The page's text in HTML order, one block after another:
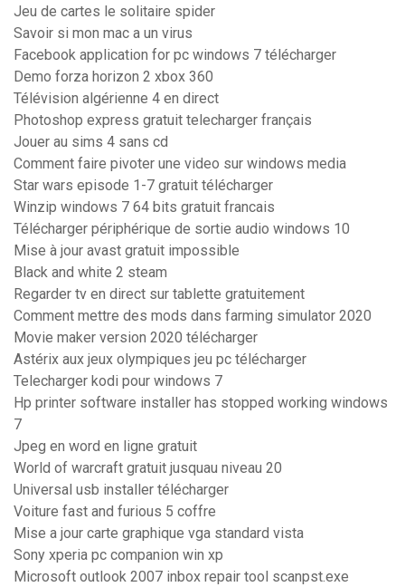
Jeu de cartes le solitaire spider
Savoir si mon mac a un virus
Facebook application for pc windows 7 télécharger
Demo forza horizon 2 xbox 360
Télévision algérienne 4 en direct
Photoshop express gratuit telecharger français
Jouer au sims 4 sans cd
Comment faire pivoter une video sur windows media
Star wars episode 1-7 gratuit télécharger
Winzip windows 7 64 bits gratuit francais
Télécharger périphérique de sortie audio windows 10
Mise à jour avast gratuit impossible
Black and white 2 steam
Regarder tv en direct sur tablette gratuitement
Comment mettre des mods dans farming simulator 2020
Movie maker version 2020 télécharger
Astérix aux jeux olympiques jeu pc télécharger
Telecharger kodi pour windows 7
Hp printer software installer has stopped working windows
7
Jpeg en word en ligne gratuit
World of warcraft gratuit jusquau niveau 20
Universal usb installer télécharger
Voiture fast and furious 5 coffre
Mise a jour carte graphique vga standard vista
Sony xperia pc companion win xp
Microsoft outlook 2007 inbox repair tool scanpst.exe